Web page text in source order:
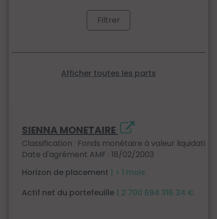
Filtrer
Afficher toutes les parts
SIENNA MONETAIRE
Classification : Fonds monétaire à valeur
Date d'agrément AMF : 18/02/2003
Horizon de placement | > 1 mois
Actif net du portefeuille | 2 700 694 316.34 €